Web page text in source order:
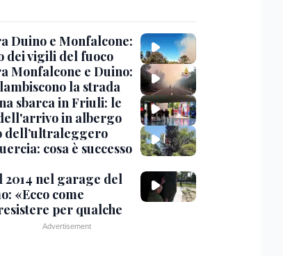
Duino e Monfalcone:
dei vigili del fuoco
Monfalcone e Duino:
la strada
sbarca in Friuli: le
in albergo
dell’ultraleggero
cosa è successo
2014 nel garage del
«Ecco come
per qualche